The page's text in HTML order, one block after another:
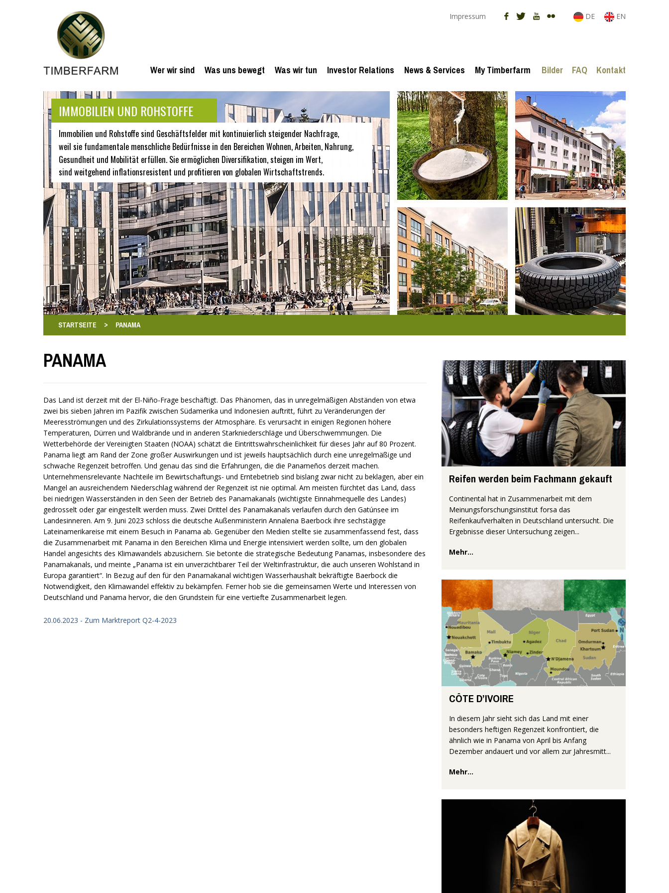
Impressum DE EN
Wer wir sind Was uns bewegt Was wir tun Investor Relations News & Services My Timberfarm Bilder FAQ Kontakt
IMMOBILIEN UND ROHSTOFFE
Immobilien und Rohstoffe sind Geschäftsfelder mit kontinuierlich steigender Nachfrage,
weil sie fundamentale menschliche Bedürfnisse in den Bereichen Wohnen, Arbeiten, Nahrung,
Gesundheit und Mobilität erfüllen. Sie ermöglichen Diversifikation, steigen im Wert,
sind weitgehend inflationsresistent und profitieren von globalen Wirtschaftstrends.
STARTSEITE > PANAMA
PANAMA
Das Land ist derzeit mit der El-Niño-Frage beschäftigt. Das Phänomen, das in unregelmäßigen Abständen von etwa
zwei bis sieben Jahren im Pazifik zwischen Südamerika und Indonesien auftritt, führt zu Veränderungen der
Meeresströmungen und des Zirkulationssystems der Atmosphäre. Es verursacht in einigen Regionen höhere
Temperaturen, Dürren und Waldbrände und in anderen Starkniederschläge und Überschwemmungen. Die
Wetterbehörde der Vereinigten Staaten (NOAA) schätzt die Eintrittswahrscheinlichkeit für dieses Jahr auf 80 Prozent.
Panama liegt am Rand der Zone großer Auswirkungen und ist jeweils hauptsächlich durch eine unregelmäßige und
schwache Regenzeit betroffen. Und genau das sind die Erfahrungen, die die Panameños derzeit machen.
Unternehmensrelevante Nachteile im Bewirtschaftungs- und Erntebetrieb sind bislang zwar nicht zu beklagen, aber ein
Mangel an ausreichendem Niederschlag während der Regenzeit ist nie optimal. Am meisten fürchtet das Land, dass
bei niedrigen Wasserständen in den Seen der Betrieb des Panamakanals (wichtigste Einnahmequelle des Landes)
gedrosselt oder gar eingestellt werden muss. Zwei Drittel des Panamakanals verlaufen durch den Gatúnsee im
Landesinneren. Am 9. Juni 2023 schloss die deutsche Außenministerin Annalena Baerbock ihre sechstägige
Lateinamerikareise mit einem Besuch in Panama ab. Gegenüber den Medien stellte sie zusammenfassend fest, dass
die Zusammenarbeit mit Panama in den Bereichen Klima und Energie intensiviert werden sollte, um den globalen
Handel angesichts des Klimawandels abzusichern. Sie betonte die strategische Bedeutung Panamas, insbesondere des
Panamakanals, und meinte „Panama ist ein unverzichtbarer Teil der Weltinfrastruktur, die auch unseren Wohlstand in
Europa garantiert“. In Bezug auf den für den Panamakanal wichtigen Wasserhaushalt bekräftigte Baerbock die
Notwendigkeit, den Klimawandel effektiv zu bekämpfen. Ferner hob sie die gemeinsamen Werte und Interessen von
Deutschland und Panama hervor, die den Grundstein für eine vertiefte Zusammenarbeit legen.
20.06.2023 - Zum Marktreport Q2-4-2023
Reifen werden beim Fachmann gekauft
Continental hat in Zusammenarbeit mit dem
Meinungsforschungsinstitut forsa das
Reifenkaufverhalten in Deutschland untersucht. Die
Ergebnisse dieser Untersuchung zeigen...
Mehr...
CÔTE D’IVOIRE
In diesem Jahr sieht sich das Land mit einer
besonders heftigen Regenzeit konfrontiert, die
ähnlich wie in Panama von April bis Anfang
Dezember andauert und vor allem zur Jahresmitt...
Mehr...